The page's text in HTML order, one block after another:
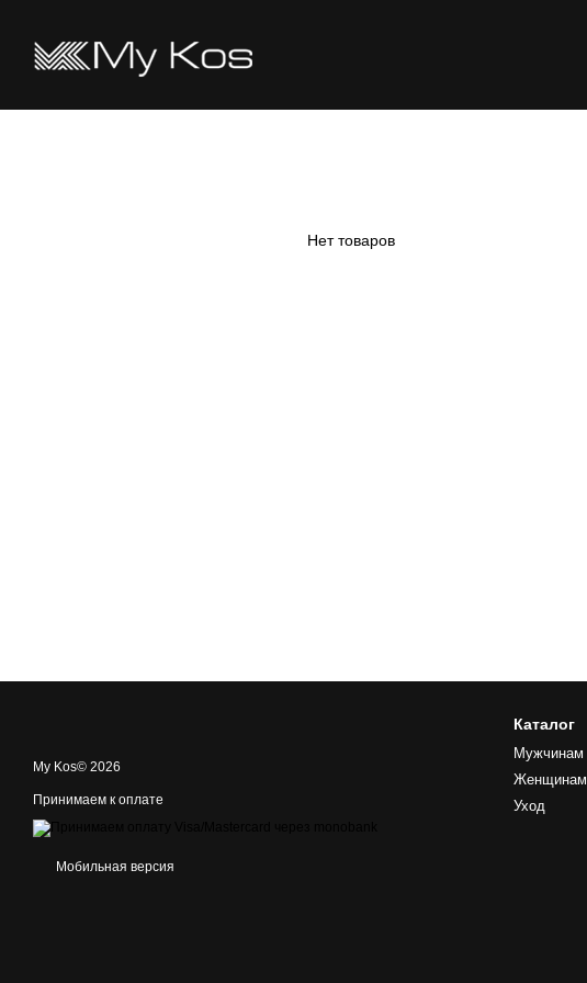
Нет товаров
My Kos© 2026
Принимаем к оплате
Мобильная версия
Каталог
Мужчинам
Женщинам
Уход